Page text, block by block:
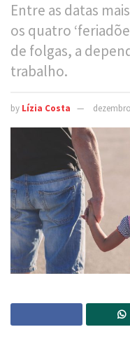
Entre as datas
os quatro
de folgas, a
trabalho.
by Lízia Costa